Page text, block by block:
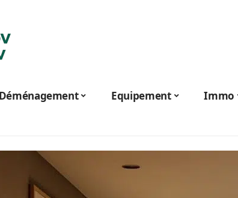
Déménagement Equipement Immo